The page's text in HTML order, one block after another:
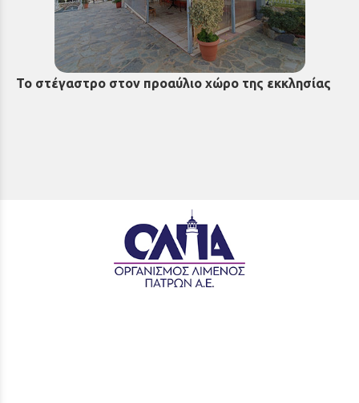
Το στέγαστρο στον προαύλιο χώρο της εκκλησίας